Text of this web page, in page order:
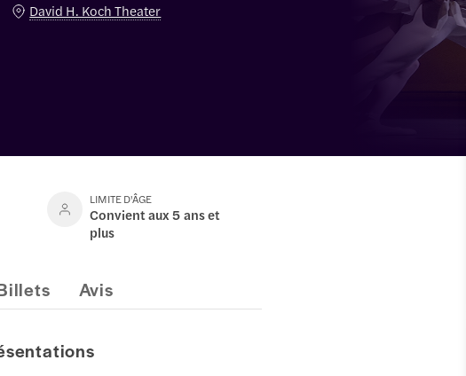
David H. Koch Theater
LIMITE D'ÂGE
Convient aux 5 ans et
plus
Avis